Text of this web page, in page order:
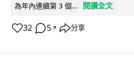
為年內連續第 3 個...
閱讀全文
32 5 ↗ 分享